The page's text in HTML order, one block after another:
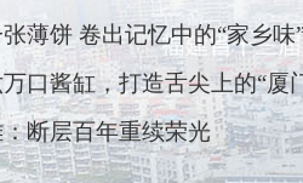
薄饼 卷出记忆中的“家乡味
口酱缸，打造舌尖上的“厦
断层百年重续荣光